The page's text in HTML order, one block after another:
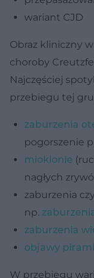
wariant CJD
Obraz kliniczny
choroby
Najczęściej
przebiegu tej
zaburzenia
pogorszenie
mioklonie
nagłych
zaburzenia
np.
zaburzenia
objawy
W przebiegu